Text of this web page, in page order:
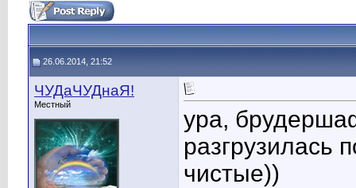
26.06.2014, 21:52
ЧУДаЧУДнаЯ!
Местный
ура,
разгрузилась
чистые))